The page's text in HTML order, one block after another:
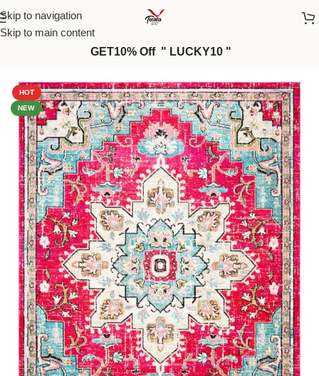
Skip to navigation
Skip to main content
GET10% Off " LUCKY10 "
HOT
NEW